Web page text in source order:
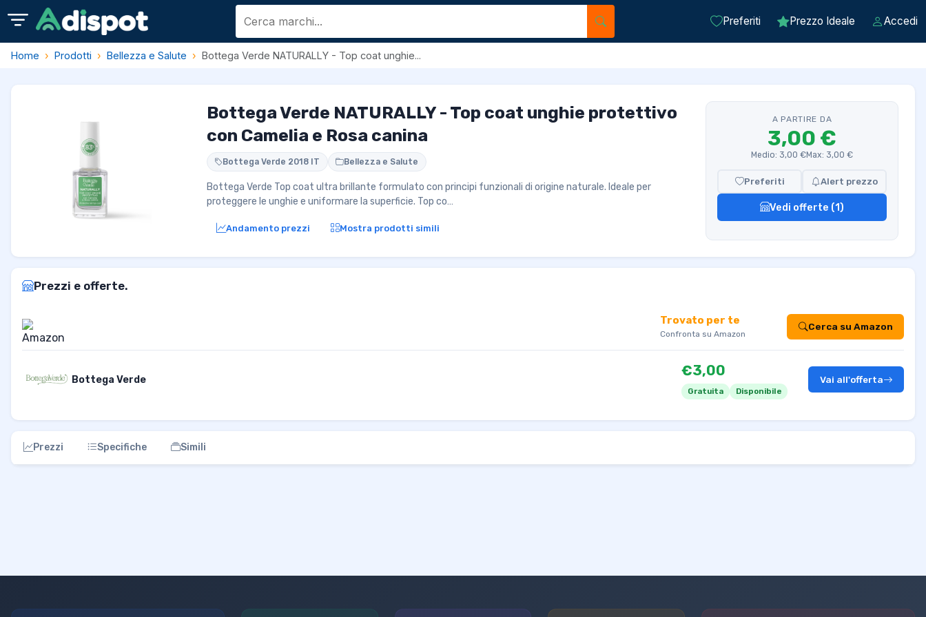
Preferiti Prezzo Ideale Accedi
Home Prodotti Bellezza e Salute Bottega Verde NATURALLY - Top coat unghie...
Bottega Verde NATURALLY - Top coat unghie protettivo
con Camelia e Rosa canina
Bottega Verde 2018 IT Bellezza e Salute
Bottega Verde Top coat ultra brillante formulato con principi funzionali di origine naturale. Ideale per
proteggere le unghie e uniformare la superficie. Top co…
Andamento prezzi Mostra prodotti simili
A PARTIRE DA
3,00 €
Medio: 3,00 €Max: 3,00 €
Preferiti Alert prezzo
Vedi offerte (1)
Prezzi e offerte.
Trovato per te
Confronta su Amazon
Cerca su Amazon
Bottega Verde
€3,00
Gratuita Disponibile
Vai all'offerta
Prezzi Specifiche Simili